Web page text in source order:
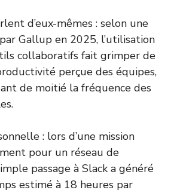
d’eux-mêmes : selon une
Gallup en 2025, l’utilisation
collaboratifs fait grimper de
perçue des équipes,
de moitié la fréquence des
: lors d’une mission
pour un réseau de
passage à Slack a généré
estimé à 18 heures par